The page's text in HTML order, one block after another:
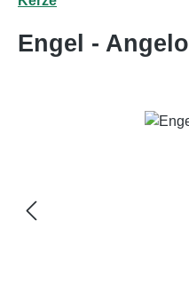
Engel - Angelo
Bildergalerie überspringen